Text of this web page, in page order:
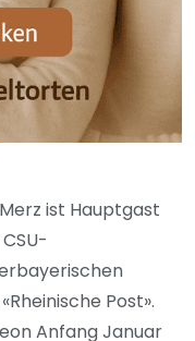
ist Hauptgast
Post».
Anfang Januar